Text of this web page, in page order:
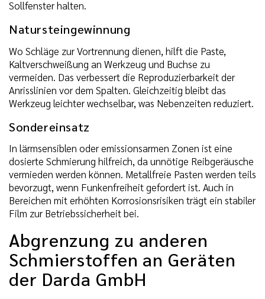
Sollfenster halten.
Natursteingewinnung
Wo Schläge zur Vortrennung dienen, hilft die Paste,
Kaltverschweißung an Werkzeug und Buchse zu
vermeiden. Das verbessert die Reproduzierbarkeit der
Anrisslinien vor dem Spalten. Gleichzeitig bleibt das
Werkzeug leichter wechselbar, was Nebenzeiten reduziert.
Sondereinsatz
In lärmsensiblen oder emissionsarmen Zonen ist eine
dosierte Schmierung hilfreich, da unnötige Reibgeräusche
vermieden werden können. Metallfreie Pasten werden teils
bevorzugt, wenn Funkenfreiheit gefordert ist. Auch in
Bereichen mit erhöhten Korrosionsrisiken trägt ein stabiler
Film zur Betriebssicherheit bei.
Abgrenzung zu anderen
Schmierstoffen an Geräten
der Darda GmbH